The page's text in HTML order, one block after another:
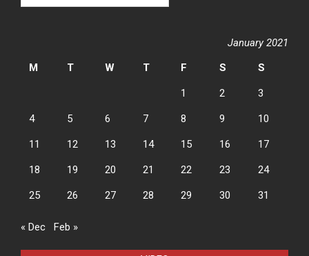
January 2021
M
T W T F S S
1 2 3
4 5 6 7 8 9 10
11 12 13 14 15 16 17
18 19 20 21 22 23 24
25 26 27 28 29 30 31
« Dec Feb »